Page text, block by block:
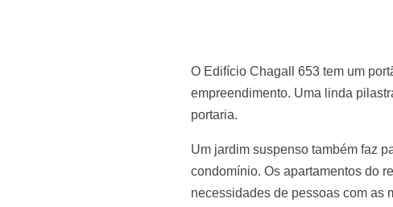
O Edifício Chagall 653 tem um
empreendimento. Uma linda
portaria.
Um jardim suspenso também faz
condomínio. Os apartamentos do
necessidades de pessoas com as